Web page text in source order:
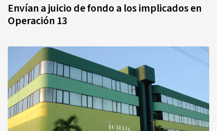
Envían a juicio de fondo a los implicados en